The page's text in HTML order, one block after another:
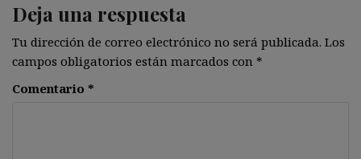
Deja una respuesta
Tu dirección de correo electrónico no será publicada. Los
campos obligatorios están marcados con *
Comentario *